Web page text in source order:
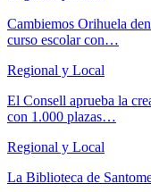
Cambiemos Orihuela
curso escolar con…
Regional y Local
El Consell aprueba la
con 1.000 plazas…
Regional y Local
La Biblioteca de